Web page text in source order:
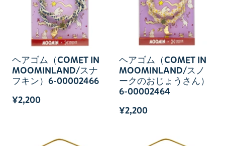
ヘアゴム（COMET IN
MOOMINLAND/スナ
フキン）6-00002466
¥2,200
ヘアゴム（COMET IN
MOOMINLAND/スノ
ークのおじょうさん）
6-00002464
¥2,200